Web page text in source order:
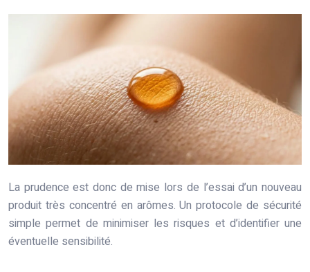
La prudence est donc de mise lors de l’essai d’un nouveau
produit très concentré en arômes. Un protocole de sécurité
simple permet de minimiser les risques et d’identifier une
éventuelle sensibilité.